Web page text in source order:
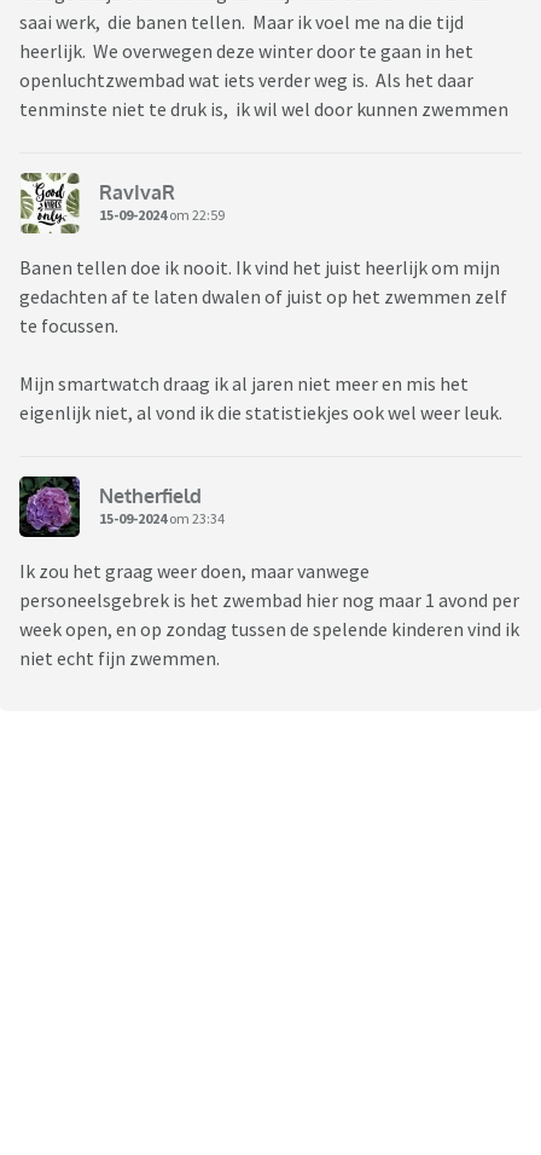
saai werk, die banen tellen. Maar ik voel me na die tijd
heerlijk. We overwegen deze winter door te gaan in het
openluchtzwembad wat iets verder weg is. Als het daar
tenminste niet te druk is, ik wil wel door kunnen zwemmen
RavIvaR
15-09-2024om 22:59
Banen tellen doe ik nooit. Ik vind het juist heerlijk om mijn
gedachten af te laten dwalen of juist op het zwemmen zelf
te focussen.
Mijn smartwatch draag ik al jaren niet meer en mis het
eigenlijk niet, al vond ik die statistiekjes ook wel weer leuk.
Netherfield
15-09-2024om 23:34
Ik zou het graag weer doen, maar vanwege
personeelsgebrek is het zwembad hier nog maar 1 avond per
week open, en op zondag tussen de spelende kinderen vind ik
niet echt fijn zwemmen.